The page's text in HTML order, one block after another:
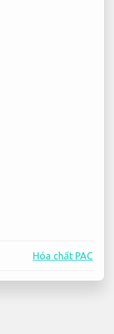
Hóa chất PAC